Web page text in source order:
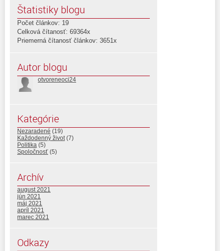
Štatistiky blogu
Počet článkov: 19
Celková čítanosť: 69364x
Priemerná čítanosť článkov: 3651x
Autor blogu
otvoreneoci24
Kategórie
Nezaradené (19)
Každodenný život(7)
Politika (5)
Spoločnosť (5)
Archív
august 2021
jún 2021
máj 2021
apríl 2021
marec 2021
Odkazy